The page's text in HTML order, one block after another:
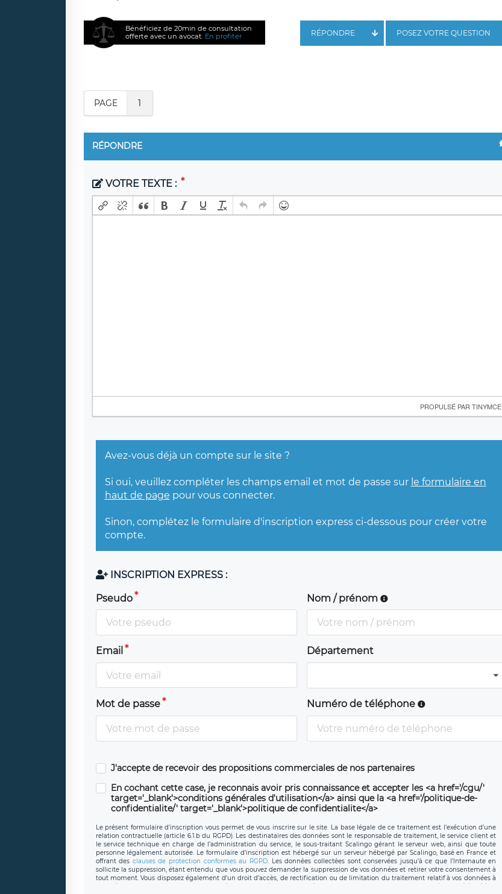
Bénéficiez de 20min de consultation
offerte avec un avocat. En profiter POSEZ VOTRE QUESTION
RÉPONDRE
PAGE 1
RÉPONDRE
VOTRE TEXTE :
PROPULSÉ PAR TINYMCE
Avez-vous déjà un compte sur le site ?
Si oui, veuillez compléter les champs email et mot de passe sur le formulaire en
haut de page pour vous connecter.
Sinon, complétez le formulaire d'inscription express ci-dessous pour créer votre
compte.
INSCRIPTION EXPRESS :
Pseudo Nom / prénom
Email Département
Mot de passe Numéro de téléphone
J'accepte de recevoir des propositions commerciales de nos partenaires
En cochant cette case, je reconnais avoir pris connaissance et accepter les <a href='/cgu/'
target='_blank'>conditions générales d'utilisation</a> ainsi que la <a href='/politique-de-
confidentialite/' target='_blank'>politique de confidentialite</a>
Le présent formulaire d’inscription vous permet de vous inscrire sur le site. La base légale de ce traitement est l’exécution d’une
relation contractuelle (article 6.1.b du RGPD). Les destinataires des données sont le responsable de traitement, le service client et
le service technique en charge de l’administration du service, le sous-traitant Scalingo gérant le serveur web, ainsi que toute
personne légalement autorisée. Le formulaire d’inscription est hébergé sur un serveur hébergé par Scalingo, basé en France et
offrant des clauses de protection conformes au RGPD. Les données collectées sont conservées jusqu’à ce que l’Internaute en
sollicite la suppression, étant entendu que vous pouvez demander la suppression de vos données et retirer votre consentement à
tout moment. Vous disposez également d’un droit d’accès, de rectification ou de limitation du traitement relatif à vos données à
caractère personnel, ainsi que d’un droit à la portabilité de vos données. Vous pouvez exercer ces droits auprès du délégué à la